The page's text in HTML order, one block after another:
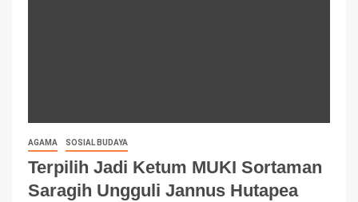
AGAMA SOSIAL BUDAYA
Terpilih Jadi Ketum MUKI Sortaman
Saragih Ungguli Jannus Hutapea